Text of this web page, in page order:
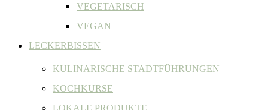
VEGETARISCH
VEGAN
LECKERBISSEN
KULINARISCHE STADTFÜHRUNGEN
KOCHKURSE
LOKALE PRODUKTE